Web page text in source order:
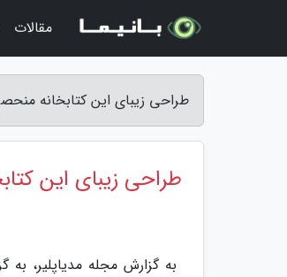
طراحی زیبای این کتابخانه
طراحی زیبای این
به گزارش مجله مدیاپلیر، به
مقالات